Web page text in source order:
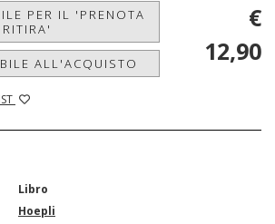
PER IL 'PRENOTA
RITIRA'
ALL'ACQUISTO
€
12,90
Libro
Hoepli